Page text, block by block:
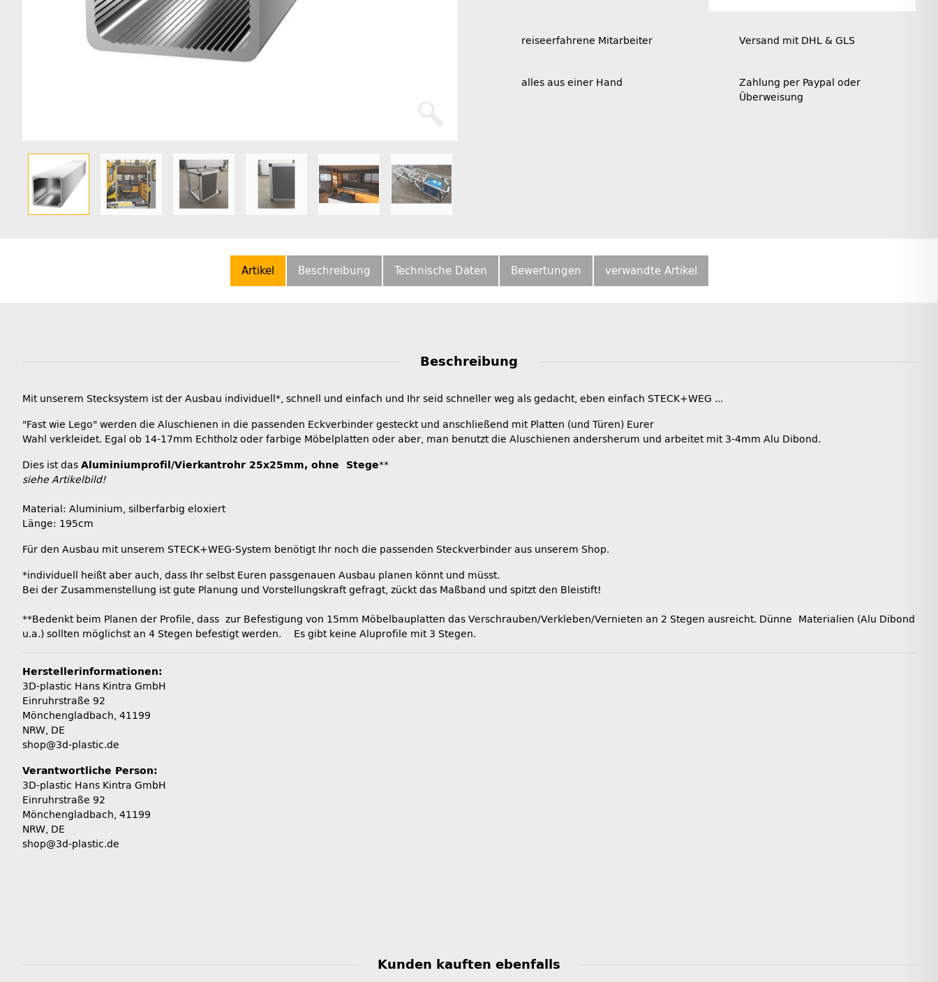
reiseerfahrene Mitarbeiter Versand mit DHL & GLS
alles aus einer Hand
Zahlung per Paypal oder
Überweisung
Artikel Beschreibung Technische Daten Bewertungen verwandte Artikel
Beschreibung
Mit unserem Stecksystem ist der Ausbau individuell*, schnell und einfach und Ihr seid schneller weg als gedacht, eben einfach STECK+WEG ...
"Fast wie Lego" werden die Aluschienen in die passenden Eckverbinder gesteckt und anschließend mit Platten (und Türen) Eurer
Wahl verkleidet. Egal ob 14-17mm Echtholz oder farbige Möbelplatten oder aber, man benutzt die Aluschienen andersherum und arbeitet mit 3-4mm Alu Dibond.
Dies ist das Aluminiumprofil/Vierkantrohr 25x25mm, ohne Stege**
siehe Artikelbild!
Material: Aluminium, silberfarbig eloxiert
Länge: 195cm
Für den Ausbau mit unserem STECK+WEG-System benötigt Ihr noch die passenden Steckverbinder aus unserem Shop.
*individuell heißt aber auch, dass Ihr selbst Euren passgenauen Ausbau planen könnt und müsst.
Bei der Zusammenstellung ist gute Planung und Vorstellungskraft gefragt, zückt das Maßband und spitzt den Bleistift!
**Bedenkt beim Planen der Profile, dass zur Befestigung von 15mm Möbelbauplatten das Verschrauben/Verkleben/Vernieten an 2 Stegen ausreicht. Dünne Materialien (Alu Dibond
u.a.) sollten möglichst an 4 Stegen befestigt werden. Es gibt keine Aluprofile mit 3 Stegen.
Herstellerinformationen:
3D-plastic Hans Kintra GmbH
Einruhrstraße 92
Mönchengladbach, 41199
NRW, DE
shop@3d-plastic.de
Verantwortliche Person:
3D-plastic Hans Kintra GmbH
Einruhrstraße 92
Mönchengladbach, 41199
NRW, DE
shop@3d-plastic.de
Kunden kauften ebenfalls